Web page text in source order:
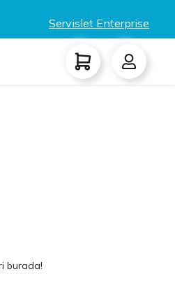
Servislet Enterprise
burada!